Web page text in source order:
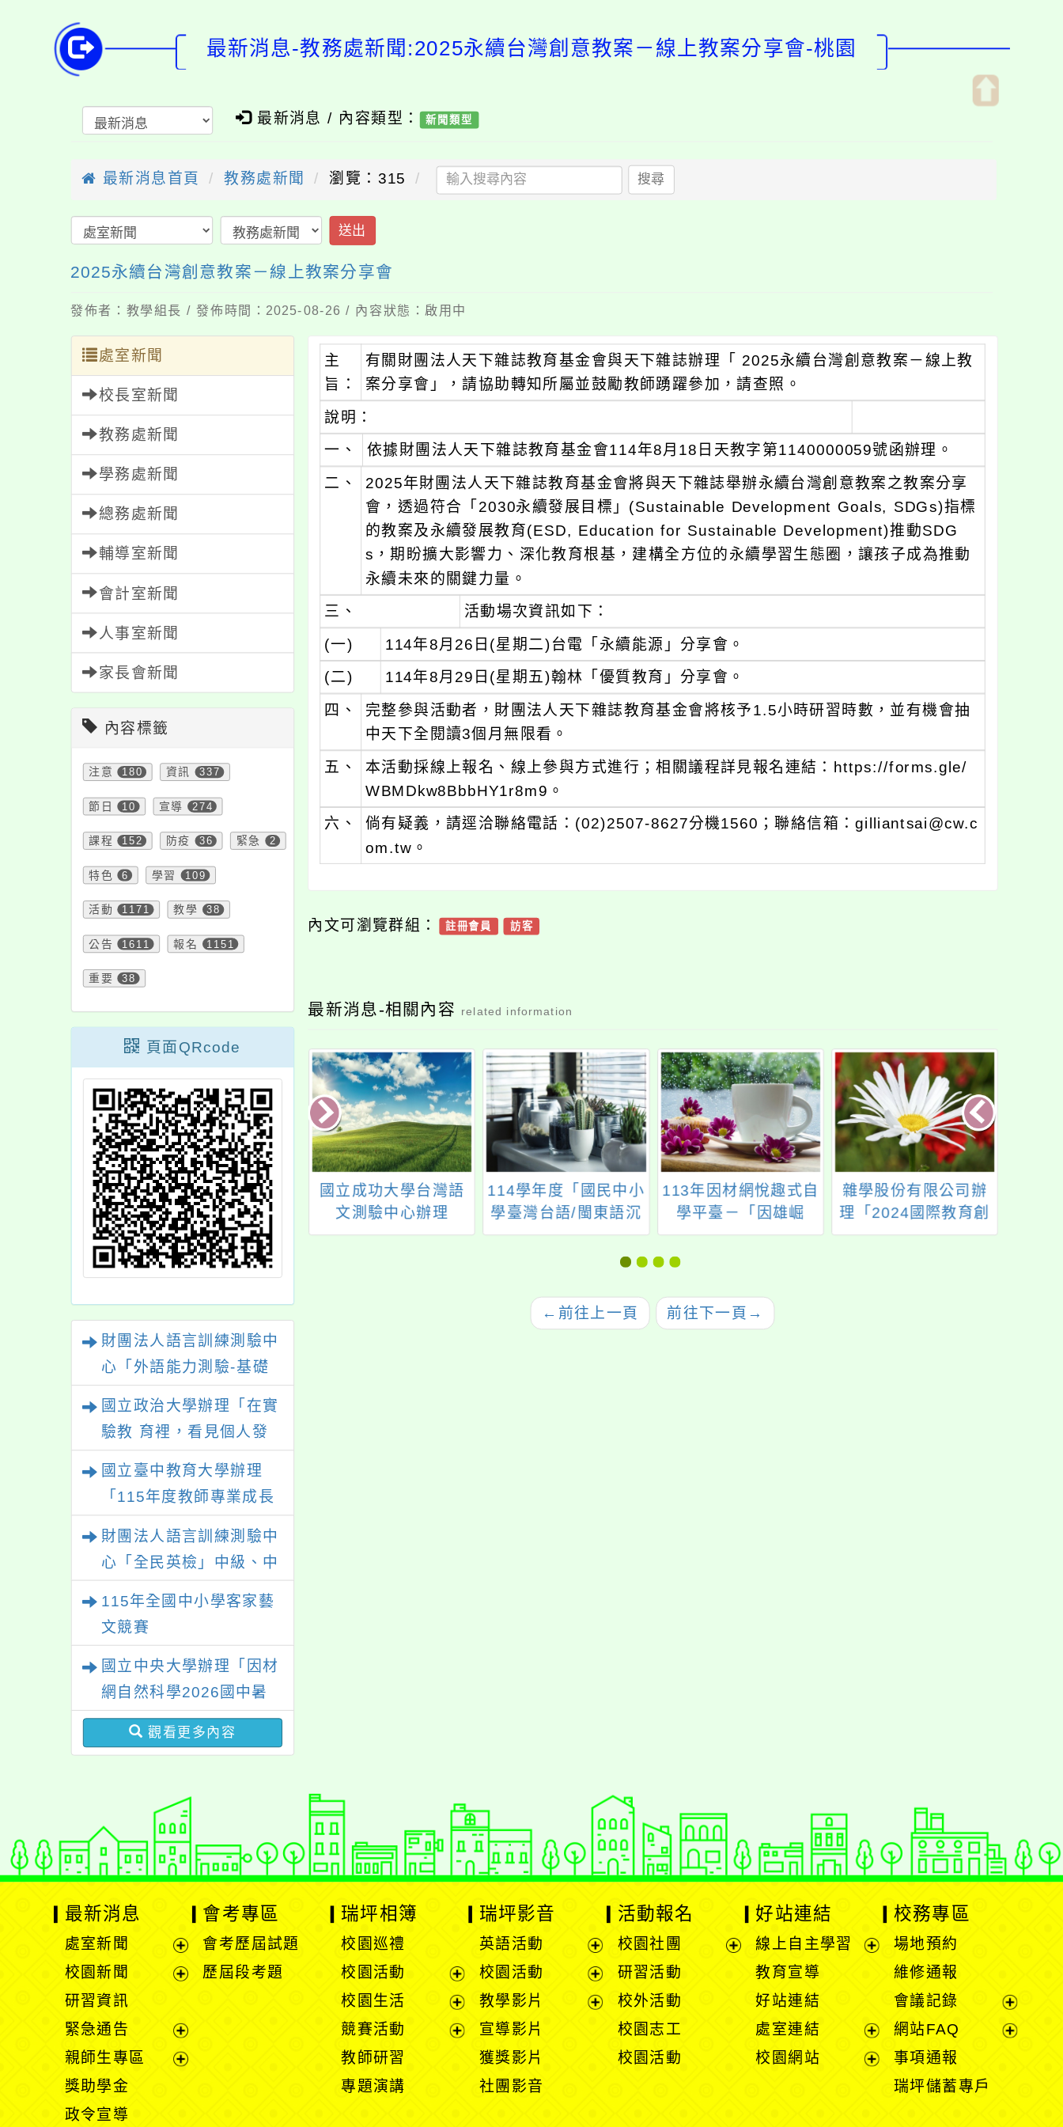
最新消息-教務處新聞:2025永續台灣創意教案－線上教案分享會-桃園
最新消息 / 內容類型： 新聞類型
最新消息首頁 教務處新聞 瀏覽：315 搜尋
送出
2025永續台灣創意教案－線上教案分享會
發佈者：教學組長 / 發佈時間：2025-08-26 / 內容狀態：啟用中
處室新聞
校長室新聞
教務處新聞
學務處新聞
總務處新聞
輔導室新聞
會計室新聞
人事室新聞
家長會新聞
內容標籤
注意 180 資訊 337
節日 10 宣導 274
課程 152 防疫 36 緊急 2
特色 6 學習 109
活動 1171 教學 38
公告 1611 報名 1151
重要 38
頁面QRcode
財團法人語言訓練測驗中
心「外語能力測驗-基礎
國立政治大學辦理「在實
驗教 育裡，看見個人發
展的可能性」
國立臺中教育大學辦理
「115年度教師專業成長
財團法人語言訓練測驗中
心「全民英檢」中級、中
115年全國中小學客家藝
文競賽
國立中央大學辦理「因材
網自然科學2026國中暑
期課程」
觀看更多內容
主
旨：
有關財團法人天下雜誌教育基金會與天下雜誌辦理「 2025永續台灣創意教案－線上教
案分享會」，請協助轉知所屬並鼓勵教師踴躍參加，請查照。
說明：
一、
依據財團法人天下雜誌教育基金會114年8月18日天教字第1140000059號函辦理。
二、
2025年財團法人天下雜誌教育基金會將與天下雜誌舉辦永續台灣創意教案之教案分享
會，透過符合「2030永續發展目標」(Sustainable Development Goals, SDGs)指標
的教案及永續發展教育(ESD, Education for Sustainable Development)推動SDG
s，期盼擴大影響力、深化教育根基，建構全方位的永續學習生態圈，讓孩子成為推動
永續未來的關鍵力量。
三、
活動場次資訊如下：
(一)
114年8月26日(星期二)台電「永續能源」分享會。
(二)
114年8月29日(星期五)翰林「優質教育」分享會。
四、
完整參與活動者，財團法人天下雜誌教育基金會將核予1.5小時研習時數，並有機會抽
中天下全閱讀3個月無限看。
五、
本活動採線上報名、線上參與方式進行；相關議程詳見報名連結：https://forms.gle/
WBMDkw8BbbHY1r8m9。
六、 倘有疑義，請逕洽聯絡電話：(02)2507-8627分機1560；聯絡信箱：gilliantsai@cw.c
om.tw。
內文可瀏覽群組： 註冊會員 訪客
最新消息-相關內容 related information
「素養導向課室
源建置暨推廣
之「素養導向
」實作工作坊
函轉勞動部勞工保險
局賡續辦理「預防職
業病健康檢查及健康
追蹤檢查業務」及相
關申請書
國立成功大學台灣語
文測驗中心辦理
「2026年春季全民台
114學年度「國民中小
學臺灣台語/閩東語沉
浸式教學計畫」成果
113年因材網悅趣式自
學平臺－「因雄崛
起」種子教師培訓工
雜學股份有限公司辦
理「2024國際教育創
新博覽會」活動
← 前往上一頁 前往下一頁 →
最新消息
處室新聞
展
單
校園新聞
開
選
單
研習資訊
緊急通告
展
開
親師生專區
獎助學金
政令宣導
會考專區
會考歷屆試題
歷屆段考題
瑞坪相簿
校園巡禮
校園活動
展
開
選
校園生活
展
開
競賽活動
教師研習
專題演講
瑞坪影音
英語活動
展
選
校園活動
展
開
教學影片
宣導影片
獲獎影片
社團影音
活動報名
校園社團
研習活動
校外活動
校園志工
校園活動
好站連結
線上自主學習
單
教育宣導
好站連結
處室連結
展
開
校園網站
校務專區
場地預約
維修通報
會議記錄
展
開
網站FAQ
事項通報
瑞坪儲蓄專戶